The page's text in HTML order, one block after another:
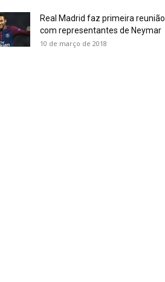
Real Madrid faz primeira reunião
com representantes de Neymar
10 de março de 2018